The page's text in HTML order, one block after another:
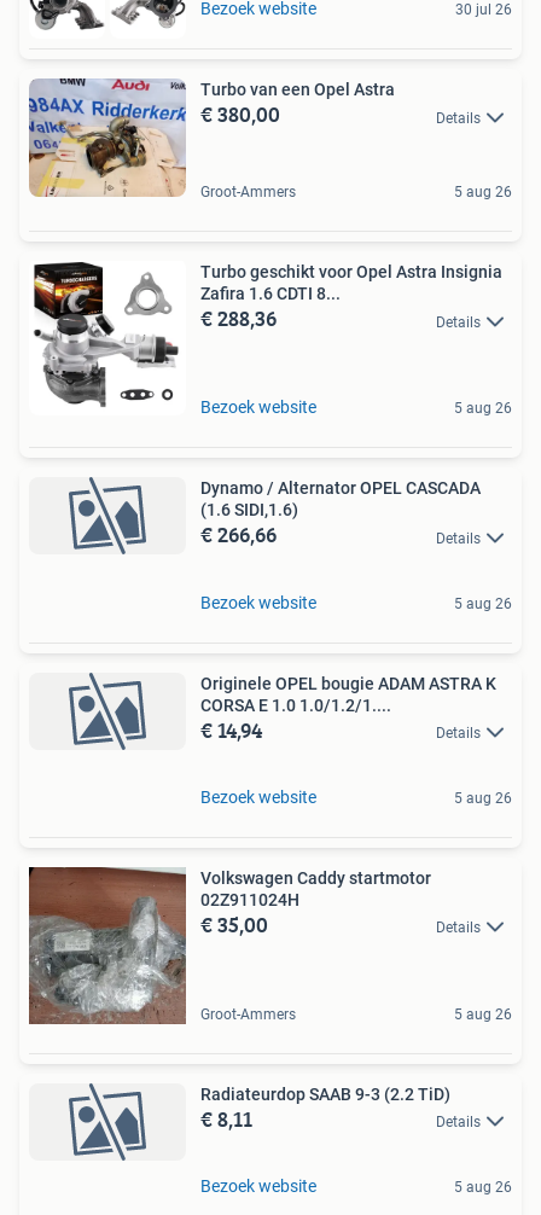
Bezoek website 30 jul 26
Turbo van een Opel Astra
€ 380,00 Details
Groot-Ammers 5 aug 26
Turbo geschikt voor Opel Astra Insignia
Zafira 1.6 CDTI 8...
€ 288,36 Details
Bezoek website 5 aug 26
Dynamo / Alternator OPEL CASCADA
(1.6 SIDI,1.6)
€ 266,66 Details
Bezoek website 5 aug 26
Originele OPEL bougie ADAM ASTRA K
CORSA E 1.0 1.0/1.2/1....
€ 14,94 Details
Bezoek website 5 aug 26
Volkswagen Caddy startmotor
02Z911024H
€ 35,00 Details
Groot-Ammers 5 aug 26
Radiateurdop SAAB 9-3 (2.2 TiD)
€ 8,11 Details
Bezoek website 5 aug 26